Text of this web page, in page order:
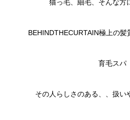
猫っ毛、細毛、そんな方
BEHINDTHECURTAIN極上の髪
育毛スパ
その人らしさのある、、扱い